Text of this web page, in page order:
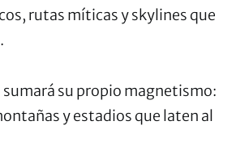
rutas míticas y skylines que
sumará su propio magnetismo:
y estadios que laten al